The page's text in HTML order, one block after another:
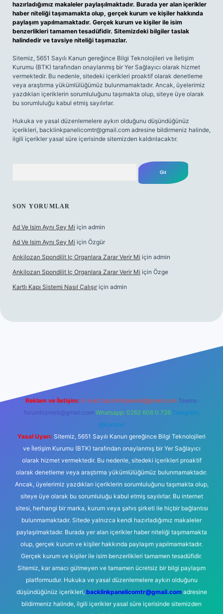
hazırladığımız makaleler paylaşılmaktadır. Burada yer alan içerikler
haber niteliği taşımamakta olup, gerçek kurum ve kişiler hakkında
paylaşım yapılmamaktadır. Gerçek kurum ve kişiler ile isim
benzerlikleri tamamen tesadüfidir. Sitemizdeki bilgiler taslak
halindedir ve tavsiye niteliği taşımazlar.
Sitemiz, 5651 Sayılı Kanun gereğince Bilgi Teknolojileri ve İletişim
Kurumu (BTK) tarafından onaylanmış bir Yer Sağlayıcı olarak hizmet
vermektedir. Bu nedenle, sitedeki içerikleri proaktif olarak denetleme
veya araştırma yükümlülüğümüz bulunmamaktadır. Ancak, üyelerimiz
yazdıkları içeriklerin sorumluluğunu taşımakta olup, siteye üye olarak
bu sorumluluğu kabul etmiş sayılırlar.
Hukuka ve yasal düzenlemelere aykırı olduğunu düşündüğünüz
içerikleri, backlinkpanelicomtr@gmail.com adresine bildirmeniz halinde,
ilgili içerikler yasal süre içerisinde sitemizden kaldırılacaktır.
SON YORUMLAR
Ad Ve Isim Aynı Şey Mi için admin
Ad Ve Isim Aynı Şey Mi için Özgür
Ankilozan Spondilit Iç Organlara Zarar Verir Mi için admin
Ankilozan Spondilit Iç Organlara Zarar Verir Mi için Özge
Kartlı Kapı Sistemi Nasıl Çalışır için admin
Reklam ve İletişim: E-mail: backlinkpaneli@gmail.com Teams:
forumhizmeti@gmail.com Whatsapp: 0262 606 0 726 Telegram:
@karabul
Yasal Uyarı: Sitemiz, 5651 Sayılı Kanun gereğince Bilgi Teknolojileri
ve İletişim Kurumu (BTK) tarafından onaylanmış bir Yer Sağlayıcı
olarak hizmet vermektedir. Bu nedenle, sitedeki içerikleri proaktif
olarak denetleme veya araştırma yükümlülüğümüz bulunmamaktadır.
Ancak, üyelerimiz yazdıkları içeriklerin sorumluluğunu taşımakta olup,
siteye üye olarak bu sorumluluğu kabul etmiş sayılırlar. Bu internet
sitesi, herhangi bir marka, kurum veya şahıs şirketi ile hiçbir bağlantısı
bulunmamaktadır. Sitede yalnızca kendi hazırladığımız makaleler
paylaşılmaktadır. Burada yer alan içerikler haber niteliği taşımamakta
olup, gerçek kurum ve kişiler hakkında paylaşım yapılmamaktadır.
Gerçek kurum ve kişiler ile isim benzerlikleri tamamen tesadüfidir.
Sitemiz, kar amacı gütmeyen ve tamamen ücretsiz bir bilgi paylaşım
platformudur. Hukuka ve yasal düzenlemelere aykırı olduğunu
düşündüğünüz içerikleri, backlinkpanelicomtr@gmail.comadresine
bildirmeniz halinde, ilgili içerikler yasal süre içerisinde sitemizden